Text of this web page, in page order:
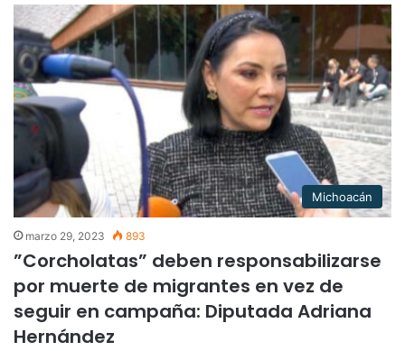
Michoacán
marzo 29, 2023 893
”Corcholatas” deben responsabilizarse
por muerte de migrantes en vez de
seguir en campaña: Diputada Adriana
Hernández